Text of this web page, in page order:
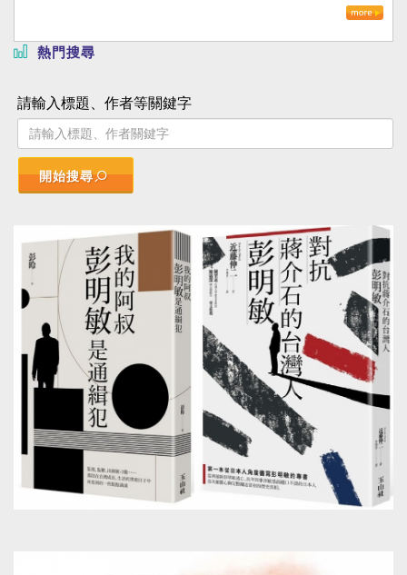
熱門搜尋
請輸入標題、作者等關鍵字
開始搜尋